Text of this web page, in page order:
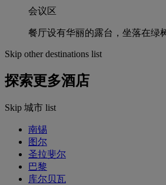
会议区
餐厅设有华丽的露台，坐落在绿
Skip other destinations list
探索更多酒店
Skip 城市 list
南锡
图尔
圣拉斐尔
巴黎
库尔贝瓦